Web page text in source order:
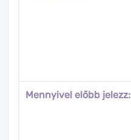
Mennyivel előbb jelezz: